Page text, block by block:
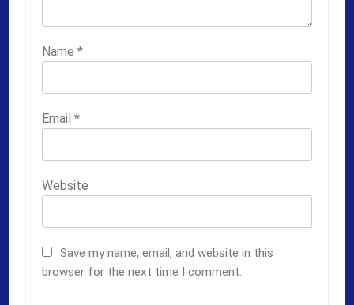
Name *
Email *
Website
Save my name, email, and website in this
browser for the next time I comment.